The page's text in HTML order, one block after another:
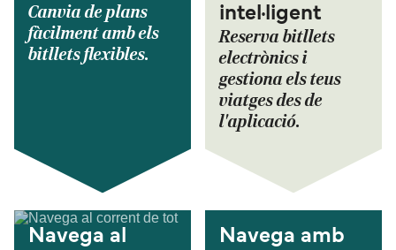
Canvia de plans
fàcilment amb els
bitllets flexibles.
intel·ligent
Reserva bitllets
electrònics i
gestiona els teus
viatges des de
l'aplicació.
Navega al
Navega amb